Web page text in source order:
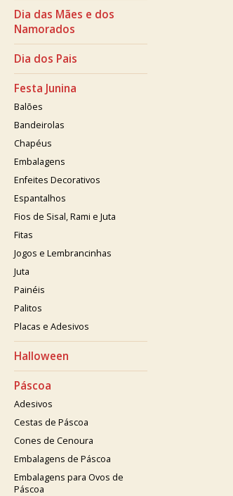
Dia das Mães e dos
Namorados
Dia dos Pais
Festa Junina
Balões
Bandeirolas
Chapéus
Embalagens
Enfeites Decorativos
Espantalhos
Fios de Sisal, Rami e Juta
Fitas
Jogos e Lembrancinhas
Juta
Painéis
Palitos
Placas e Adesivos
Halloween
Páscoa
Adesivos
Cestas de Páscoa
Cones de Cenoura
Embalagens de Páscoa
Embalagens para Ovos de
Páscoa